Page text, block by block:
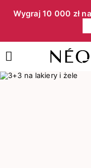
Wygraj 10 000 zł